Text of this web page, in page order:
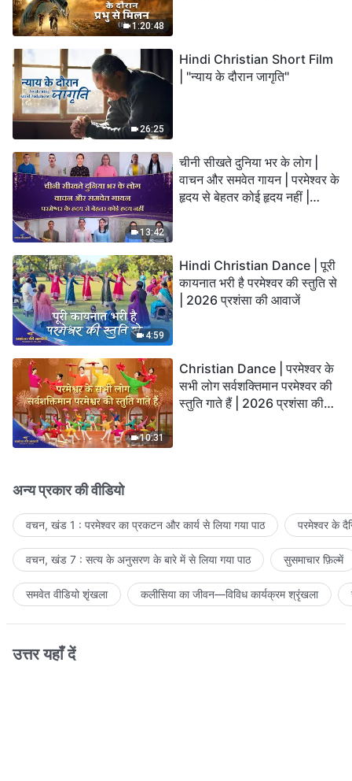
1:20:48
26:25
Hindi Christian Short Film
| "न्याय के दौरान जागृति"
13:42
चीनी सीखते दुनिया भर के लोग |
वाचन और समवेत गायन | परमेश्वर के
हृदय से बेहतर कोई हृदय नहीं |
4:59
Hindi Christian Dance | पूरी
कायनात भरी है परमेश्वर की स्तुति से
| 2026 प्रशंसा की आवाजें
10:31
Christian Dance | परमेश्वर के
सभी लोग सर्वशक्तिमान परमेश्वर की
स्तुति गाते हैं | 2026 प्रशंसा की
अन्य प्रकार की वीडियो
वचन, खंड 1 : परमेश्वर का प्रकटन और कार्य से लिया गया पाठ परमेश्वर के
वचन, खंड 7 : सत्य के अनुसरण के बारे में से लिया गया पाठ सुसमाचार फ़िल्में
समवेत वीडियो शृंखला कलीसिया का जीवन—विविध कार्यक्रम श्रृंखला
उत्तर यहाँ दें